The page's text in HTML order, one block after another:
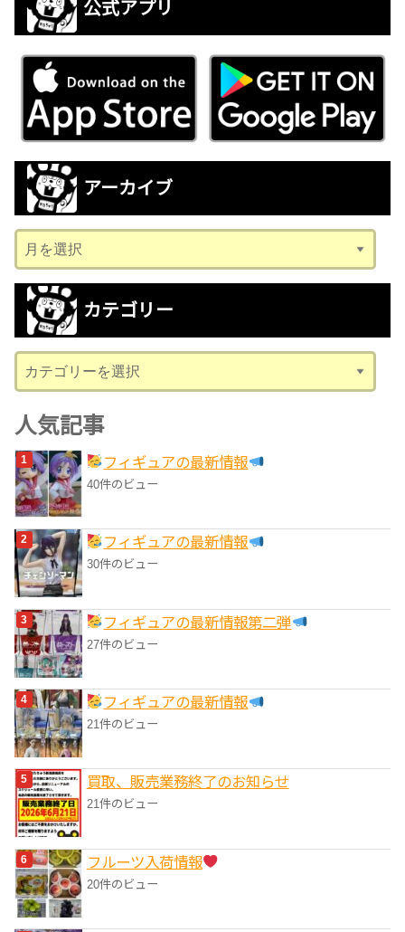
公式アプリ
アーカイブ
ー
カ
ブ
カテゴリー
テ
ゴ
リ
ー
人気記事
フィギュアの最新情報
40件のビュー
フィギュアの最新情報
30件のビュー
フィギュアの最新情報第二弾
27件のビュー
フィギュアの最新情報
21件のビュー
買取、販売業務終了のお知らせ
21件のビュー
フルーツ入荷情報
20件のビュー